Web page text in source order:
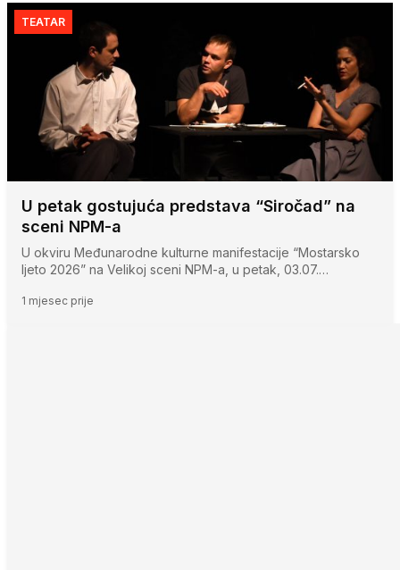
TEATAR
U petak gostujuća predstava “Siročad” na
sceni NPM-a
U okviru Međunarodne kulturne manifestacije “Mostarsko
ljeto 2026” na Velikoj sceni NPM-a, u petak, 03.07.…
1 mjesec prije